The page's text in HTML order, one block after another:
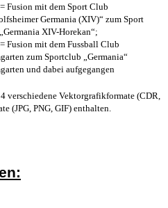
Fusion mit dem Sport Club
Germania (XIV)“ zum Sport
XIV-Horekan“;
Fusion mit dem Fussball Club
zum Sportclub „Germania“
und dabei aufgegangen
verschiedene Vektorgrafikformate (CDR,
(JPG, PNG, GIF) enthalten.